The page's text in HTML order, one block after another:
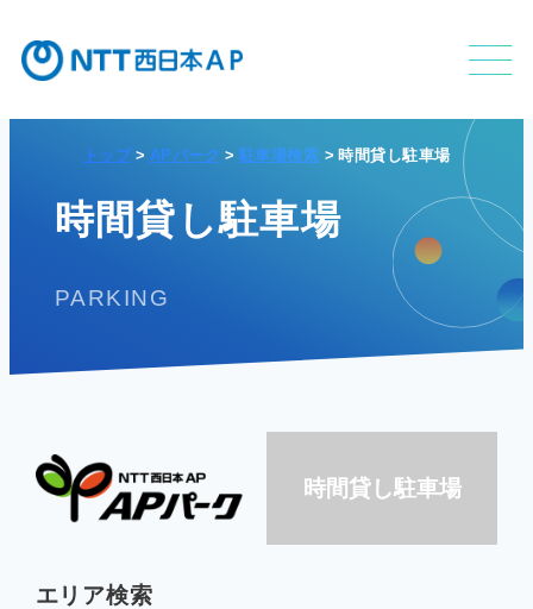
APの特長
企業情報
時間貸し駐車場
PARKING
トップ APパーク 駐車場検索 時間貸し駐車場
時間貸し駐車場
エリア検索